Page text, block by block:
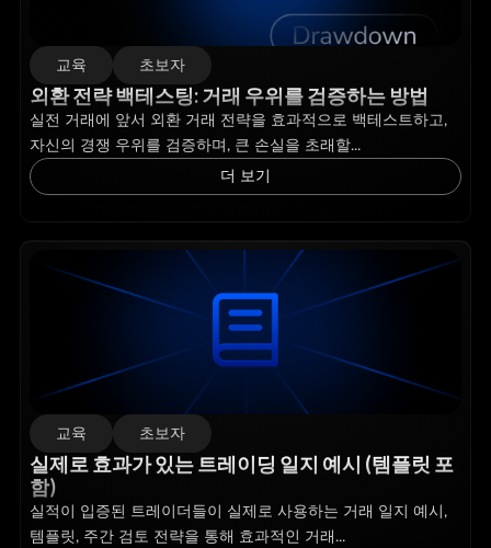
교육 초보자
외환 전략 백테스팅: 거래 우위를 검증하는 방법
실전 거래에 앞서 외환 거래 전략을 효과적으로 백테스트하고,
자신의 경쟁 우위를 검증하며, 큰 손실을 초래할...
더 보기
교육 초보자
실제로 효과가 있는 트레이딩 일지 예시 (템플릿 포
함)
실적이 입증된 트레이더들이 실제로 사용하는 거래 일지 예시,
템플릿, 주간 검토 전략을 통해 효과적인 거래...